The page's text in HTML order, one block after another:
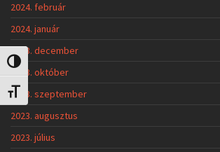
Nagy kontraszt váltása
Betűméret váltása
2024. február
2024. január
2023. december
2023. október
2023. szeptember
2023. augusztus
2023. július